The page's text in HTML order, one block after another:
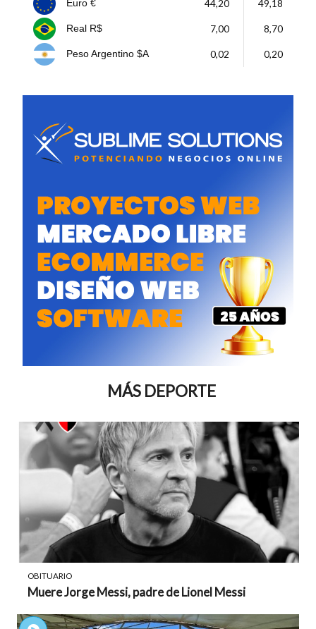
Euro € 44,20 49,18
Real R$ 7,00 8,70
Peso Argentino $A 0,02 0,20
MÁS DEPORTE
OBITUARIO
Muere Jorge Messi, padre de Lionel Messi